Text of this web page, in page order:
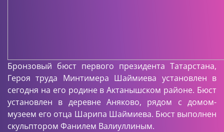
Бронзовый бюст первого президента Татарстана,
Героя труда Минтимера Шаймиева установлен в
сегодня на его родине в Актанышском районе. Бюст
установлен в деревне Аняково, рядом с домом-
музеем его отца Шарипа Шаймиева. Бюст выполнен
скульптором Фанилем Валиуллиным.